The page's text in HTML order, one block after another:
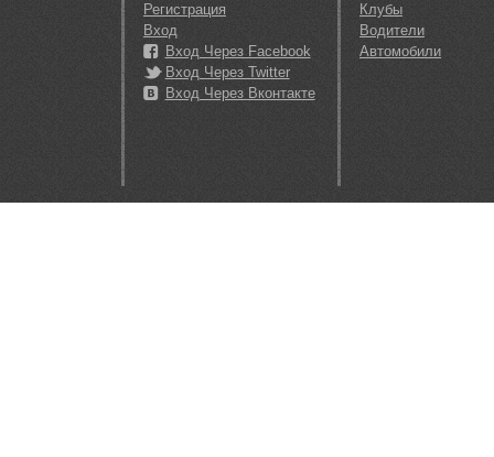
Регистрация
Вход
Вход Через Facebook
Вход Через Twitter
Вход Через Вконтакте
Клубы
Водители
Автомобили